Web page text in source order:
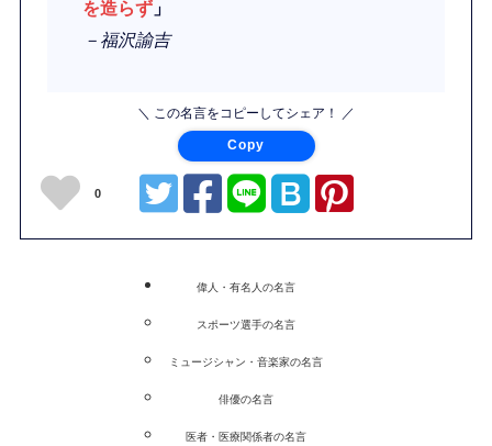
を造らず 」
－福沢諭吉
＼ この名言をコピーしてシェア！ ／
Copy
0
偉人・有名人の名言
スポーツ選手の名言
ミュージシャン・音楽家の名言
俳優の名言
医者・医療関係者の名言